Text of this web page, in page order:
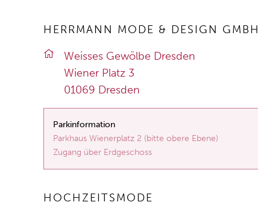
HERRMANN MODE & DESIGN GMBH
Weis­ses Ge­wöl­be Dres­den
Wie­ner Platz 3
01069 Dres­den
Parkinformation
Parkhaus Wienerplatz 2 (bitte obere Ebene)
Zugang über Erdgeschoss
HOCHZEITSMODE